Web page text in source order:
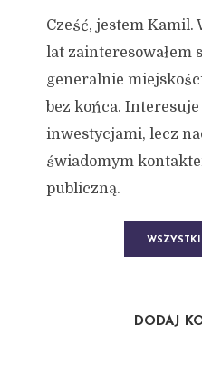
Cześć, jestem Kamil.
lat zainteresowałem
generalnie
bez końca.
inwestycjami, lecz
świadomym
publiczną.
DODAJ